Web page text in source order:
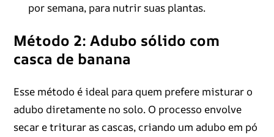
por semana, para nutrir suas plantas.
Método 2: Adubo sólido com
casca de banana
Esse método é ideal para quem prefere misturar o
adubo diretamente no solo. O processo envolve
secar e triturar as cascas, criando um adubo em pó